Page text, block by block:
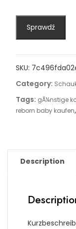
Sprawdź
SKU:
Category:
Tags: gÃ¼nstige
reborn baby kaufen,
Description